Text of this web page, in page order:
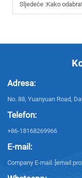
Sljedeće :Kako odabrati pravi
Adresa:
No. 88, Yuanyuan Road,
Telefon:
+86-18168269966
E-mail:
Company E-mail: [email